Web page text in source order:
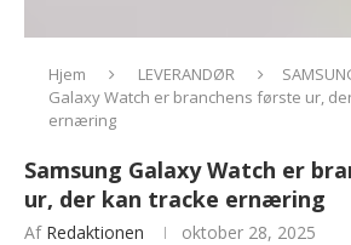
Hjem LEVERANDØR
Galaxy Watch er branchens første ur,
ernæring
Samsung Galaxy Watch er
ur, der kan tracke ernæring
Af Redaktionen oktober 28, 2025